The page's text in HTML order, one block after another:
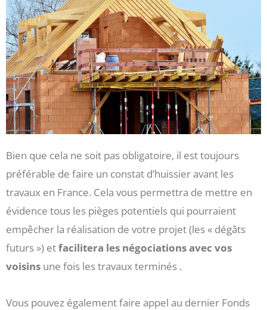
Bien que cela ne soit pas obligatoire, il est toujours
préférable de faire un constat d’huissier avant les
travaux en France. Cela vous permettra de mettre en
évidence tous les pièges potentiels qui pourraient
empêcher la réalisation de votre projet (les « dégâts
futurs ») etfacilitera les négociations avec vos
voisins une fois les travaux terminés .
Vous pouvez également faire appel au dernier Fonds